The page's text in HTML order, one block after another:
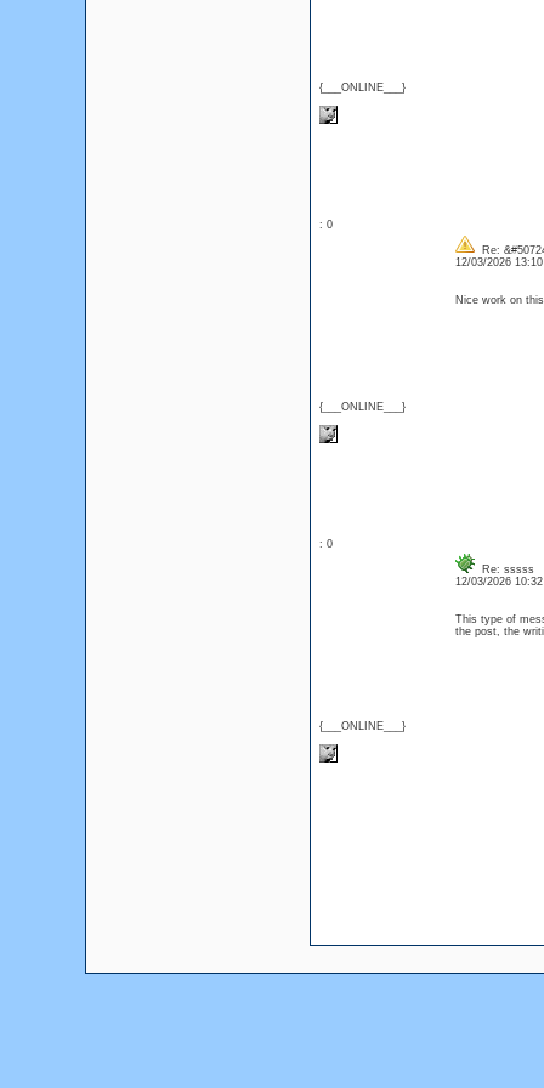
{___ONLINE___}
: 0
{___ONLINE___}
Re:
12/03/2026
Nice work on
: 0
{___ONLINE___}
Re: sssss
12/03/2026
This type of
the post, the